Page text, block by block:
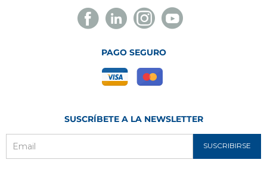
Facebook
Novelec
Linkedin
Novelec
Instagram
Novelec
Youtube
Novelec
PAGO SEGURO
SUSCRÍBETE A LA NEWSLETTER
SUSCRIBIRSE